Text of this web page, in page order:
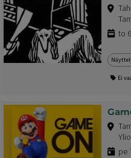
to
Ei
pe